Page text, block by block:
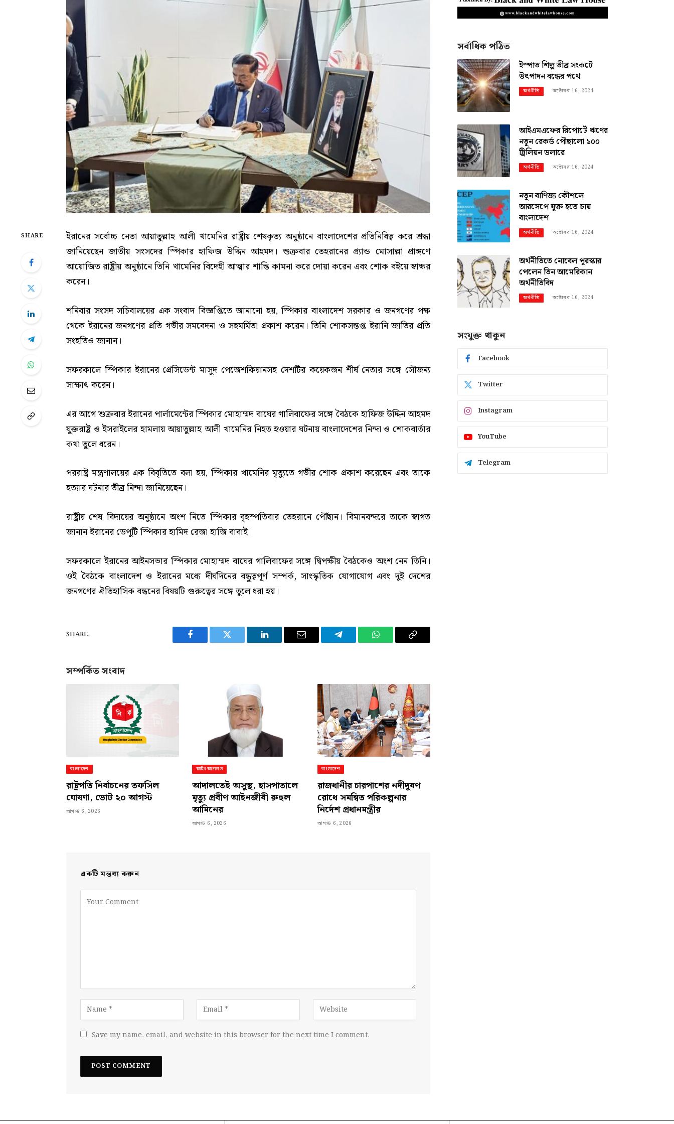
SHARE
ইরানের সর্বোচ্চ নেতা আয়াতুল্লাহ আলী খামেনির রাষ্ট্রীয় শেষকৃত্য অনুষ্ঠানে বাংলাদেশের প্রতিনিধিত্ব করে শ্রদ্ধা
জানিয়েছেন জাতীয় সংসদের স্পিকার হাফিজ উদ্দিন আহমদ। শুক্রবার তেহরানের গ্র্যান্ড মোসাল্লা প্রাঙ্গণে
আয়োজিত রাষ্ট্রীয় অনুষ্ঠানে তিনি খামেনির বিদেহী আত্মার শান্তি কামনা করে দোয়া করেন এবং শোক বইয়ে স্বাক্ষর
করেন।
শনিবার সংসদ সচিবালয়ের এক সংবাদ বিজ্ঞপ্তিতে জানানো হয়, স্পিকার বাংলাদেশ সরকার ও জনগণের পক্ষ
থেকে ইরানের জনগণের প্রতি গভীর সমবেদনা ও সহমর্মিতা প্রকাশ করেন। তিনি শোকসন্তপ্ত ইরানি জাতির প্রতি
সংহতিও জানান।
সফরকালে স্পিকার ইরানের প্রেসিডেন্ট মাসুদ পেজেশকিয়ানসহ দেশটির কয়েকজন শীর্ষ নেতার সঙ্গে সৌজন্য
সাক্ষাৎ করেন।
এর আগে শুক্রবার ইরানের পার্লামেন্টের স্পিকার মোহাম্মদ বাঘের গালিবাফের সঙ্গে বৈঠকে হাফিজ উদ্দিন আহমদ
যুক্তরাষ্ট্র ও ইসরাইলের হামলায় আয়াতুল্লাহ আলী খামেনির নিহত হওয়ার ঘটনায় বাংলাদেশের নিন্দা ও শোকবার্তার
কথা তুলে ধরেন।
পররাষ্ট্র মন্ত্রণালয়ের এক বিবৃতিতে বলা হয়, স্পিকার খামেনির মৃত্যুতে গভীর শোক প্রকাশ করেছেন এবং তাকে
হত্যার ঘটনার তীব্র নিন্দা জানিয়েছেন।
রাষ্ট্রীয় শেষ বিদায়ের অনুষ্ঠানে অংশ নিতে স্পিকার বৃহস্পতিবার তেহরানে পৌঁছান। বিমানবন্দরে তাকে স্বাগত
জানান ইরানের ডেপুটি স্পিকার হামিদ রেজা হাজি বাবাই।
সফরকালে ইরানের আইনসভার স্পিকার মোহাম্মদ বাঘের গালিবাফের সঙ্গে দ্বিপক্ষীয় বৈঠকেও অংশ নেন তিনি।
ওই বৈঠকে বাংলাদেশ ও ইরানের মধ্যে দীর্ঘদিনের বন্ধুত্বপূর্ণ সম্পর্ক, সাংস্কৃতিক যোগাযোগ এবং দুই দেশের
জনগণের ঐতিহাসিক বন্ধনের বিষয়টি গুরুত্বের সঙ্গে তুলে ধরা হয়।
SHARE.
Facebook Twitter LinkedIn Email Telegram WhatsAppCopy
সম্পর্কিত সংবাদ
বাংলাদেশ
রাষ্ট্রপতি নির্বাচনের তফসিল
ঘোষণা, ভোট ২০ আগস্ট
আগস্ট 6, 2026
আইন আদালত
আদালতেই অসুস্থ, হাসপাতালে
মৃত্যু প্রবীণ আইনজীবী রুহুল
আমিনের
আগস্ট 6, 2026
বাংলাদেশ
রাজধানীর চারপাশের নদীদূষণ
রোধে সমন্বিত পরিকল্পনার
নির্দেশ প্রধানমন্ত্রীর
আগস্ট 6, 2026
একটি মন্তব্য করুন
Save my name, email, and website in this browser for the next time I comment.
সর্বাধিক পঠিত
ইস্পাত শিল্প তীব্র সংকটে
উৎপাদন বন্ধের পথে
অর্থনীতি অক্টোবর 16, 2024
আইএমএফের রিপোর্টে ঋণের
নতুন রেকর্ড পৌছালো ১০০
ট্রিলিয়ন ডলারে
অর্থনীতি অক্টোবর 16, 2024
নতুন বাণিজ্য কৌশলে
আরসেপে যুক্ত হতে চায়
বাংলাদেশ
অর্থনীতি অক্টোবর 16, 2024
অর্থনীতিতে নোবেল পুরস্কার
পেলেন তিন আমেরিকান
অর্থনীতিবিদ
অর্থনীতি অক্টোবর 16, 2024
সংযুক্ত থাকুন
Facebook
Twitter
Instagram
YouTube
Telegram